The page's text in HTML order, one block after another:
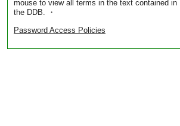
mouse to view all terms in the text contained in
the DDB. ・
Password Access Policies